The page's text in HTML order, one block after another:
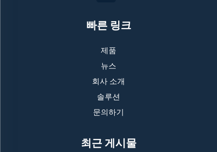
빠른 링크
제품
뉴스
회사 소개
솔루션
문의하기
최근 게시물